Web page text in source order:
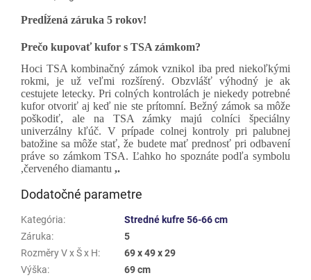
Predĺžená záruka 5 rokov!
Prečo kupovať kufor s TSA zámkom?
Hoci TSA kombinačný zámok vznikol iba pred niekoľkými
rokmi, je už veľmi rozšírený. Obzvlášť výhodný je ak
cestujete letecky. Pri colných kontrolách je niekedy potrebné
kufor otvoriť aj keď nie ste prítomní. Bežný zámok sa môže
poškodiť, ale na TSA zámky majú colníci špeciálny
univerzálny kľúč. V prípade colnej kontroly pri palubnej
batožine sa môže stať, že budete mať prednosť pri odbavení
práve so zámkom TSA. Ľahko ho spoznáte podľa symbolu
,červeného diamantu ,.
Dodatočné parametre
Kategória:
Stredné kufre 56-66 cm
Záruka:
5
Rozměry V x Š x H:
69 x 49 x 29
Výška:
69 cm